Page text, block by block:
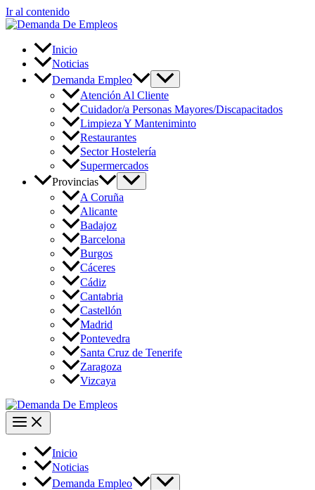
Ir al contenido
Inicio
Noticias
Demanda Empleo
Atención Al Cliente
Cuidador/a Personas Mayores/Discapacitados
Limpieza Y Manteniminto
Restaurantes
Sector Hostelería
Supermercados
Provincias
A Coruña
Alicante
Badajoz
Barcelona
Burgos
Cáceres
Cádiz
Cantabria
Castellón
Madrid
Pontevedra
Santa Cruz de Tenerife
Zaragoza
Vizcaya
Inicio
Noticias
Demanda Empleo